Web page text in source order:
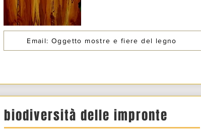
Email: Oggetto mostre e fiere del legno
biodiversità delle impronte